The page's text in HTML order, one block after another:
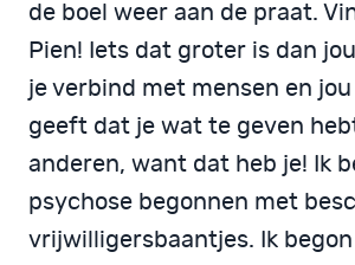
de boel weer aan de praat.
Pien! Iets dat groter is dan
je verbind met mensen en jou
geeft dat je wat te geven
anderen, want dat heb je! Ik
psychose begonnen met
vrijwilligersbaantjes. Ik